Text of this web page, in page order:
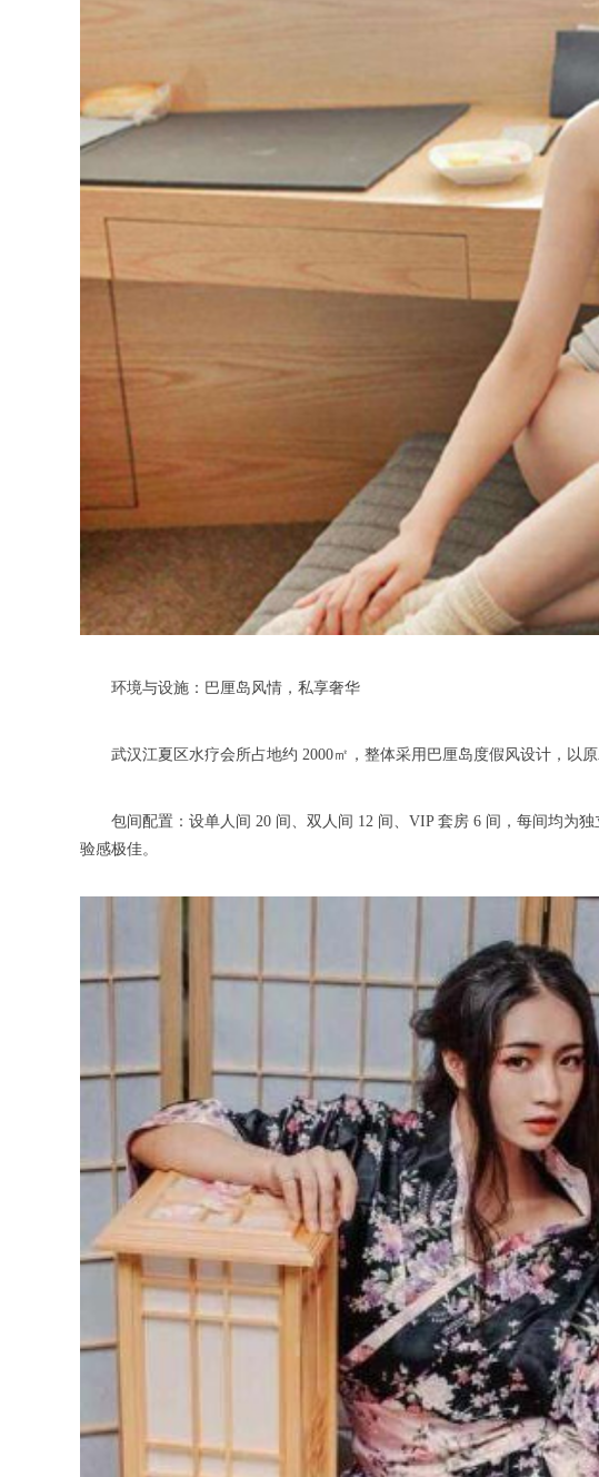
环境与设施：巴厘岛风情，私享奢华
武汉江夏区水疗会所占地约 2000㎡，整体采用巴厘岛度假风设计，以
包间配置：设单人间 20 间、双人间 12 间、VIP 套房 6 间，每间均为独
验感极佳。